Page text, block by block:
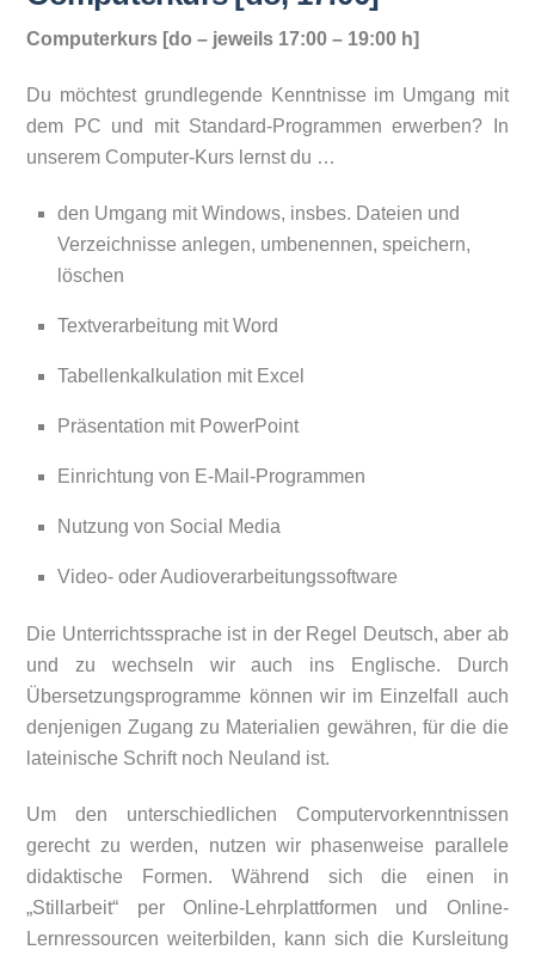
Computerkurs [do – jeweils 17:00 – 19:00 h]
Du möchtest grundlegende Kenntnisse im Umgang mit
dem PC und mit Standard-Programmen erwerben? In
unserem Computer-Kurs lernst du …
den Umgang mit Windows, insbes. Dateien und
Verzeichnisse anlegen, umbenennen, speichern,
löschen
Textverarbeitung mit Word
Tabellenkalkulation mit Excel
Präsentation mit PowerPoint
Einrichtung von E-Mail-Programmen
Nutzung von Social Media
Video- oder Audioverarbeitungssoftware
Die Unterrichtssprache ist in der Regel Deutsch, aber ab
und zu wechseln wir auch ins Englische. Durch
Übersetzungsprogramme können wir im Einzelfall auch
denjenigen Zugang zu Materialien gewähren, für die die
lateinische Schrift noch Neuland ist.
Um den unterschiedlichen Computer­vorkenntnissen
gerecht zu werden, nutzen wir phasenweise parallele
didaktische Formen. Während sich die einen in
„Stillarbeit“ per Online-Lehrplattformen und Online-
Lernressourcen weiterbilden, kann sich die Kursleitung